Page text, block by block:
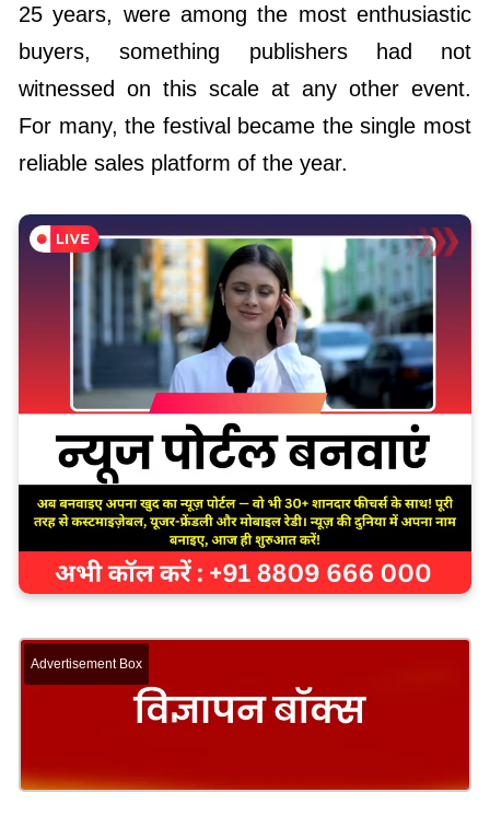
25 years, were among the most enthusiastic
buyers, something publishers had not
witnessed on this scale at any other event.
For many, the festival became the single most
reliable sales platform of the year.
Advertisement Box